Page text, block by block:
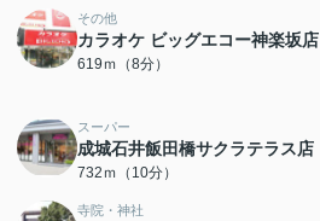
その他
カラオケ ビッグエコー神楽坂店
619ｍ（8分）
スーパー
成城石井飯田橋サクラテラス店
732ｍ（10分）
寺院・神社